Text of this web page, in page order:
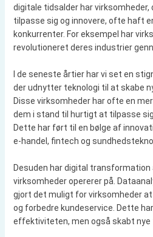
digitale tidsalder har
tilpasse sig og innovere, ofte haft
konkurrenter. For eksempel har
revolutioneret deres industrier
I de seneste årtier har vi set en
der udnytter teknologi til at skabe
Disse virksomheder har ofte en
dem i stand til hurtigt at tilpasse
Dette har ført til en bølge af
e-handel, fintech og
Desuden har digital
virksomheder opererer på.
gjort det muligt for virksomheder
og forbedre kundeservice. Dette
effektiviteten, men også skabt nye